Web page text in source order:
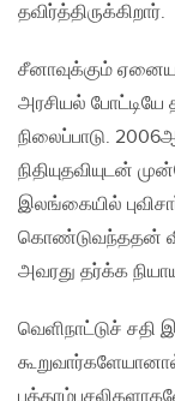
தவிர்த்திருக்கிறார்.
சீனாவுக்கும் ஏனைய
அரசியல் போட்டியே
நிலைப்பாடு.
நிதியுதவியுடன்
இலங்கையில்
கொண்டுவந்ததன்
அவரது தர்க்க
வெளிநாட்டுச் சதி